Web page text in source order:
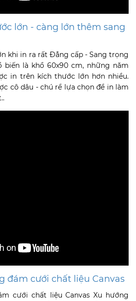
lớn - càng lớn thêm sang
khi in ra rất Đẳng cấp - Sang trọng
biến là khổ 60x90 cm, những năm
in trên kích thước lớn hơn nhiều.
cô dâu - chú rể lựa chọn để in làm
đám cưới chất liệu Canvas
cưới chất liệu Canvas Xu hướng